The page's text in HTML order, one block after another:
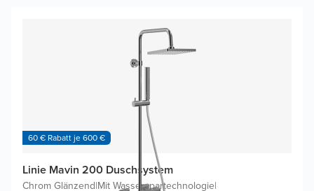
60 € Rabatt je 600 €
Linie Mavin 200 Duschsystem
Chrom Glänzend|Mit Wasserspartechnologie|